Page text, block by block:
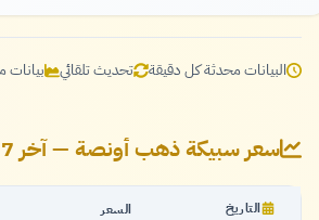
البيانات محدثة كل دقيقة تحديث تلقائي بيانات
سعر سبيكة ذهب أونصة — آخر 7 أيام
التاريخ السعر